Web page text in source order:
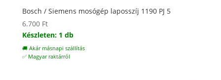
Bosch / Siemens mosógép laposszíj 1190 PJ 5
6.700 Ft
Készleten: 1 db
🚚 Akár másnapi szállítás
✅ Magyar raktárról